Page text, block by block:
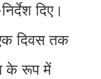
दिए।
दिवस तक
के रूप में